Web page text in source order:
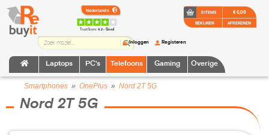
TrustScore:4.2 • Goed
Laptops PC's Telefoons Gaming Overige
Inloggen Registeren
0 ITEMS
BEKIJKEN
€ 0,00
AFREKENEN
Smartphones » OnePlus » Nord 2T 5G
Nord 2T 5G